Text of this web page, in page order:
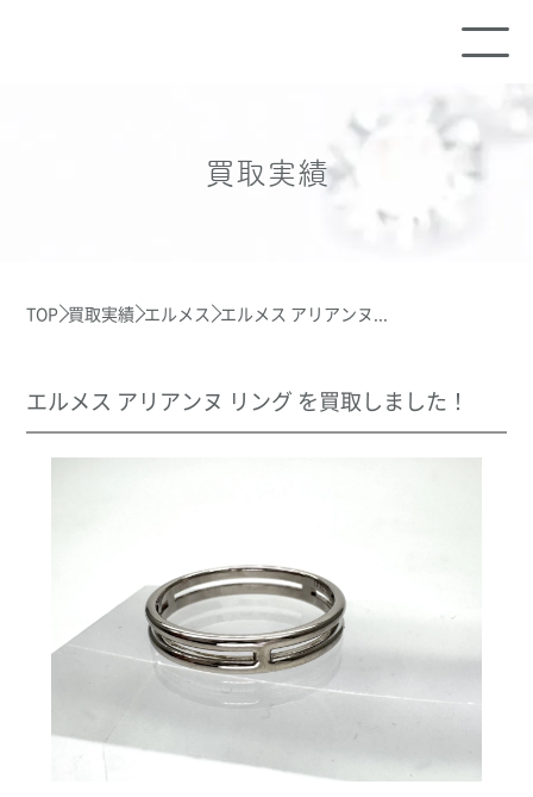
買取実績
TOP 買取実績 エルメス エルメス アリアンヌ...
エルメス アリアンヌ リング を買取しました！